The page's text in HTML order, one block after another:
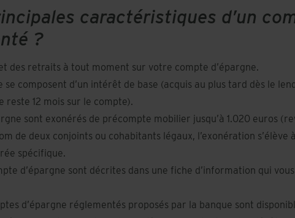
caractéristiques d’un
?
des retraits à tout moment sur votre compte d’épargne.
se composent d’un intérêt de base (acquis au plus tard dès le
12 mois sur le compte).
sont exonérés de précompte mobilier jusqu’à 1.020 euros
de deux conjoints ou cohabitants légaux, l’exonération
spécifique.
d’épargne sont décrites dans une fiche d’information qui
d’épargne réglementés proposés par la banque sont